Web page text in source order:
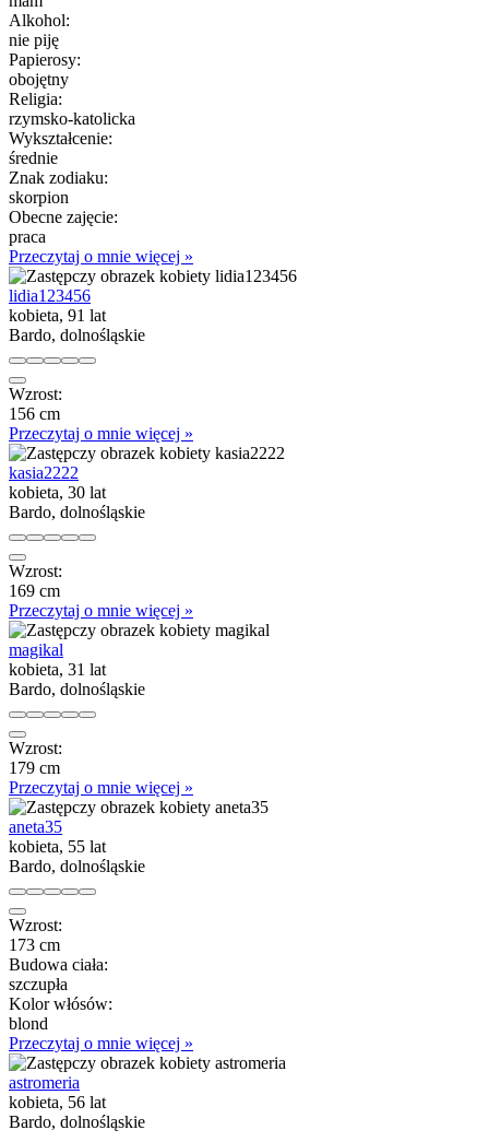
Alkohol:
nie piję
Papierosy:
obojętny
Religia:
rzymsko-katolicka
Wykształcenie:
średnie
Znak zodiaku:
skorpion
Obecne zajęcie:
praca
Przeczytaj o mnie więcej »
lidia123456
kobieta, 91 lat
Bardo, dolnośląskie
Wzrost:
156 cm
Przeczytaj o mnie więcej »
kasia2222
kobieta, 30 lat
Bardo, dolnośląskie
Wzrost:
169 cm
Przeczytaj o mnie więcej »
magikal
kobieta, 31 lat
Bardo, dolnośląskie
Wzrost:
179 cm
Przeczytaj o mnie więcej »
aneta35
kobieta, 55 lat
Bardo, dolnośląskie
Wzrost:
173 cm
Budowa ciała:
szczupła
Kolor włósów:
blond
Przeczytaj o mnie więcej »
astromeria
kobieta, 56 lat
Bardo, dolnośląskie